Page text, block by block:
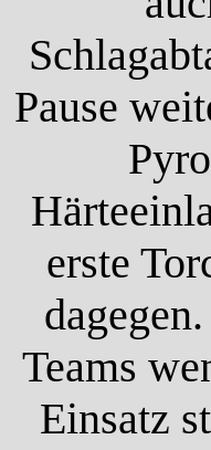
Pause
erste
Teams
Einsatz